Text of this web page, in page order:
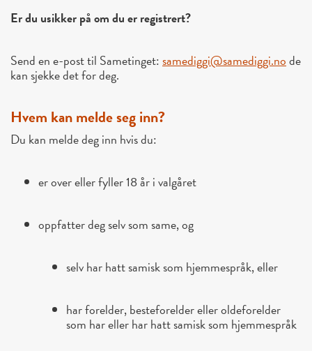
Er du usikker på om du er registrert?
Send en e-post til Sametinget:samediggi@samediggi.node
kan sjekke det for deg.
Hvem kan melde seg inn?
Du kan melde deg inn hvis du:
er over eller fyller 18 år i valgåret
oppfatter deg selv som same, og
selv har hatt samisk som hjemmespråk, eller
har forelder, besteforelder eller oldeforelder
som har eller har hatt samisk som hjemmespråk